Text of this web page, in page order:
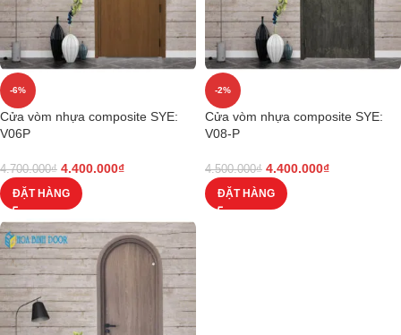
-6%
Cửa vòm nhựa composite SYE:
V06P
4.700.000₫ 4.400.000₫
ĐẶT HÀNG
-2%
Cửa vòm nhựa composite SYE:
V08-P
4.500.000₫ 4.400.000₫
ĐẶT HÀNG